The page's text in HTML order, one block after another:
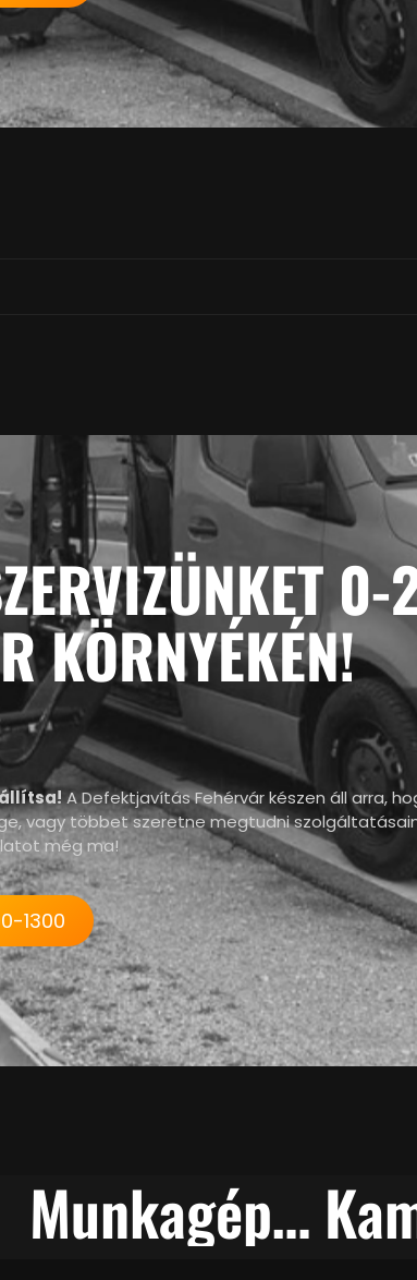
0-
KÖRNYÉKÉN!
A Defektjavítás Fehérvár készen áll arra,
vagy többet szeretne megtudni
még ma!
1300
Munkagép Gumiszerelés Helyszínen